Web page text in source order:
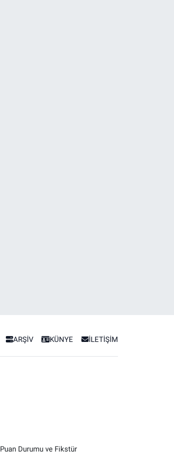
ARŞİV KÜNYE İLETİŞİM
Puan Durumu ve Fikstür